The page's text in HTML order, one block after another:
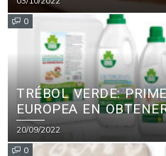
0
TRÉBOL VERDE:
EUROPEA EN
PRINCIPALES
PARA PRODUCTOS
20/09/2022
0